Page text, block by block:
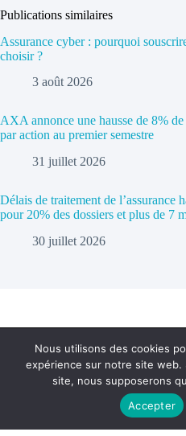
Publications similaires
Assurance cyber : pourquoi
choisir ?
3 août 2026
AXA annonce une hausse de 8%
par action au premier semestre
31 juillet 2026
Délais de traitement de l’assurance
pour 20% des dossiers et plus de 7
30 juillet 2026
Politique de confidentialité
Copyright © 2026 -
Nous utilisons des cookies
expérience sur notre site web.
site, nous supposerons
Accepter